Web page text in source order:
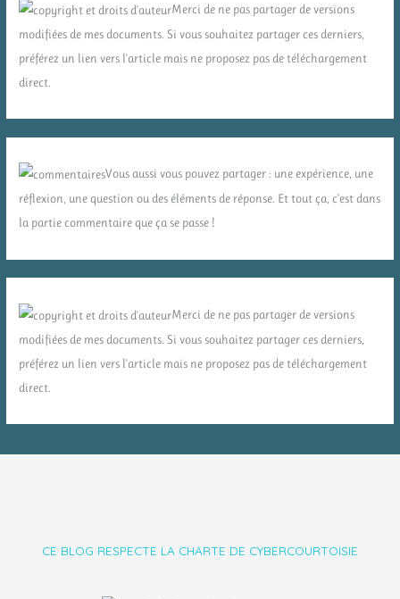
Merci de ne pas partager de versions
modifiées de mes documents. Si vous souhaitez partager ces derniers,
préférez un lien vers l'article mais ne proposez pas de téléchargement
direct.
Vous aussi vous pouvez partager : une expérience, une
réflexion, une question ou des éléments de réponse. Et tout ça, c'est dans
la partie commentaire que ça se passe !
Merci de ne pas partager de versions
modifiées de mes documents. Si vous souhaitez partager ces derniers,
préférez un lien vers l'article mais ne proposez pas de téléchargement
direct.
CE BLOG RESPECTE LA CHARTE DE CYBERCOURTOISIE